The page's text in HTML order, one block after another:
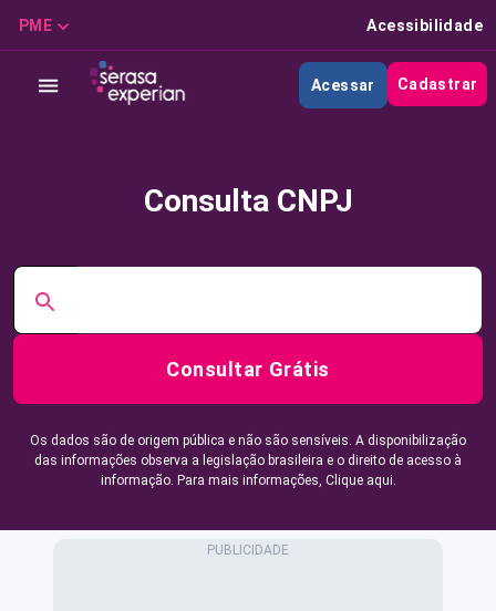
PME Acessibilidade
Acessar Cadastrar
Consulta CNPJ
Consultar Grátis
Os dados são de origem pública e não são sensíveis. A disponibilização
das informações observa a legislação brasileira e o direito de acesso à
informação. Para mais informações, Clique aqui.